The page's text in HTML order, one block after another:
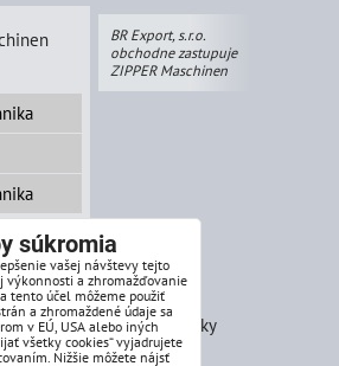
BR Export, s.r.o.
obchodne zastupuje
ZIPPER Maschinen
systém:
súkromia
vašej návštevy tejto
výkonnosti a zhromažďovanie
tento účel môžeme použiť
a zhromaždené údaje sa
v EÚ, USA alebo iných
všetky cookies“ vyjadrujete
Nižšie môžete nájsť